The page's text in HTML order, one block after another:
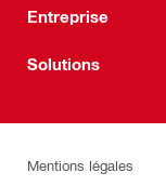
Entreprise
Solutions
Mentions légales